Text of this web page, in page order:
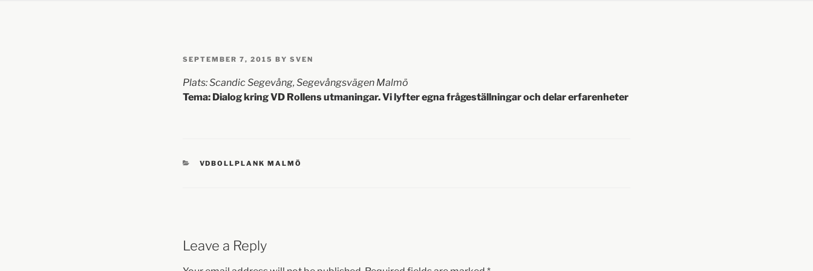
SEPTEMBER 7, 2015 BY SVEN
Plats: Scandic Segevång, Segevångsvägen Malmö
Tema: Dialog kring VD Rollens utmaningar. Vi lyfter egna frågeställningar och delar erfarenheter
VDBOLLPLANK MALMÖ
Leave a Reply